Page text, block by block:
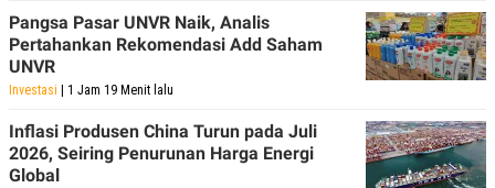
Pangsa Pasar UNVR Naik, Analis
Pertahankan Rekomendasi Add Saham
UNVR
Investasi | 1 Jam 19 Menit lalu
Inflasi Produsen China Turun pada Juli
2026, Seiring Penurunan Harga Energi
Global